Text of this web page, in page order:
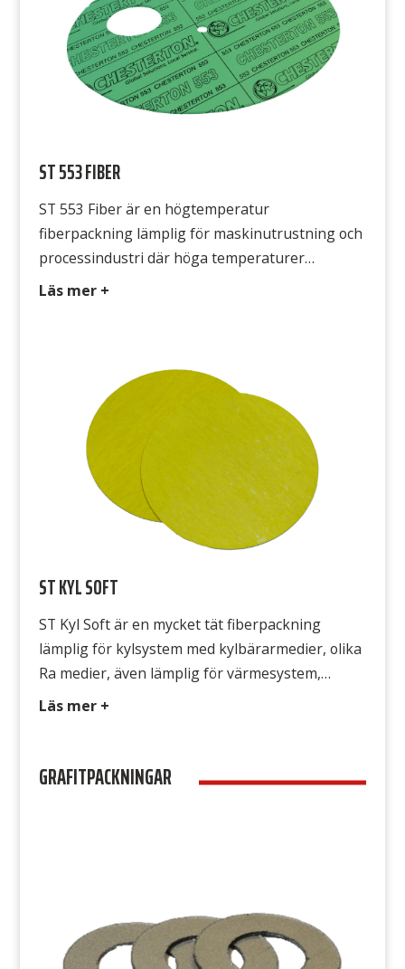
ST 553 FIBER
ST 553 Fiber är en högtemperatur
fiberpackning lämplig för maskinutrustning och
processindustri där höga temperaturer
förekommer. ST 553 Fiber är i första hand
ojämnheter. Avsedd för Lågtrycksånga, kall- och
varmvatten, […]
Läs mer +
ST KYL SOFT
ST Kyl Soft är en mycket tät fiberpackning
lämplig för kylsystem med kylbärarmedier, olika
Ra medier, även lämplig för värmesystem,
kompressorsystem, även andra applikationer
ojämnheter. Väldigt gastät, har en specifik leak
Läs mer +
GRAFITPACKNINGAR